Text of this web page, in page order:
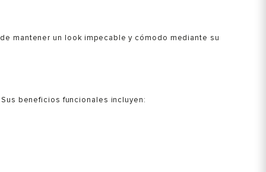
mantener un look impecable y cómodo mediante su
beneficios funcionales incluyen: